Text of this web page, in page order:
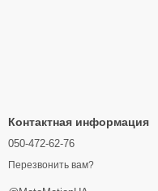
Контактная информация
050-472-62-76
Перезвонить вам?